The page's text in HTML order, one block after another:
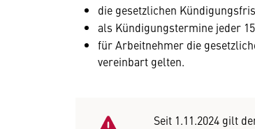
die gesetzlichen
als Kündigungstermine jeder
für Arbeitnehmer die
vereinbart gelten.
Seit 1.11.2024 gilt